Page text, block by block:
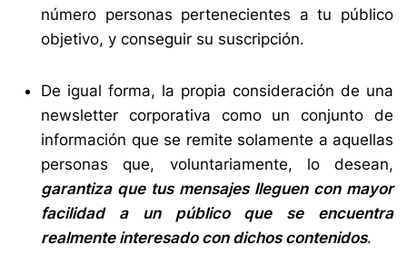
número personas pertenecientes a tu público
objetivo, y conseguir su suscripción.
De igual forma, la propia consideración de una
newsletter corporativa como un conjunto de
información que se remite solamente a aquellas
personas que, voluntariamente, lo desean,
garantiza que tus mensajes lleguen con mayor
facilidad a un público que se encuentra
realmente interesado con dichos contenidos.